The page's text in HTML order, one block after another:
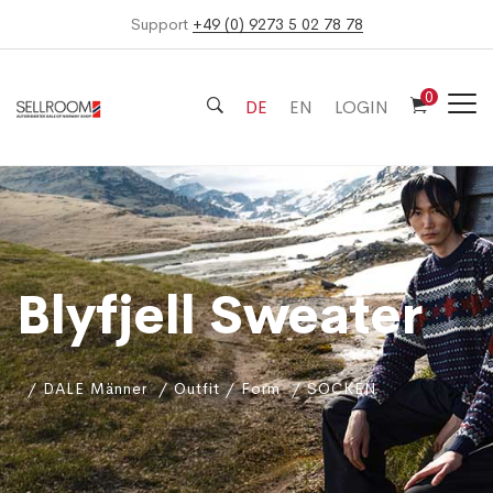
Support +49 (0) 9273 5 02 78 78
DE EN LOGIN 0
Blyfjell Sweater
DALE Männer Outfit / Form SOCKEN